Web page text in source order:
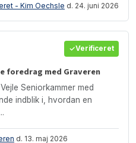
- Kim Oechsle d. 24. juni 2026
Verificeret
foredrag med Graveren
Seniorkammer med
indblik i, hvordan en
d. 13. maj 2026